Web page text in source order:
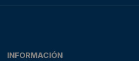
INFORMACIÓN